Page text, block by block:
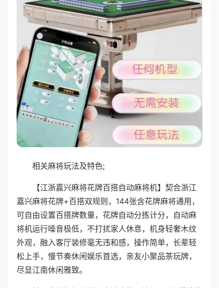
相关麻将玩法及特色;
【江浙嘉兴麻将花牌百搭自动麻将机】契合浙江
嘉兴麻将花牌+百搭双规则，144张含花牌麻将通用，
可自由设置百搭牌数量，花牌自动分拣计分，自动麻
将机运行噪音极低，不打扰家人休息，机身轻奢木纹
外观，融入客厅装修毫无违和感，操作简单，长辈轻
松上手，慢节奏休闲娱乐首选，亲友小聚品茶玩牌，
尽显江南休闲雅致。